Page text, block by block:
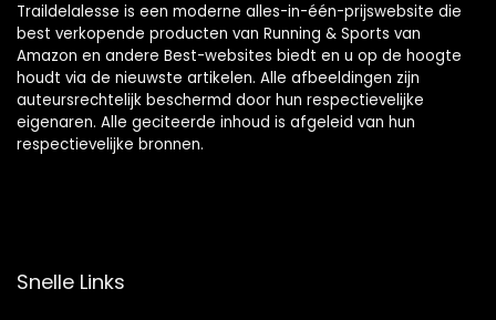
Traildelalesse is een moderne alles-in-één-prijswebsite die
best verkopende producten van Running & Sports van
Amazon en andere Best-websites biedt en u op de hoogte
houdt via de nieuwste artikelen. Alle afbeeldingen zijn
auteursrechtelijk beschermd door hun respectievelijke
eigenaren. Alle geciteerde inhoud is afgeleid van hun
respectievelijke bronnen.
Snelle Links